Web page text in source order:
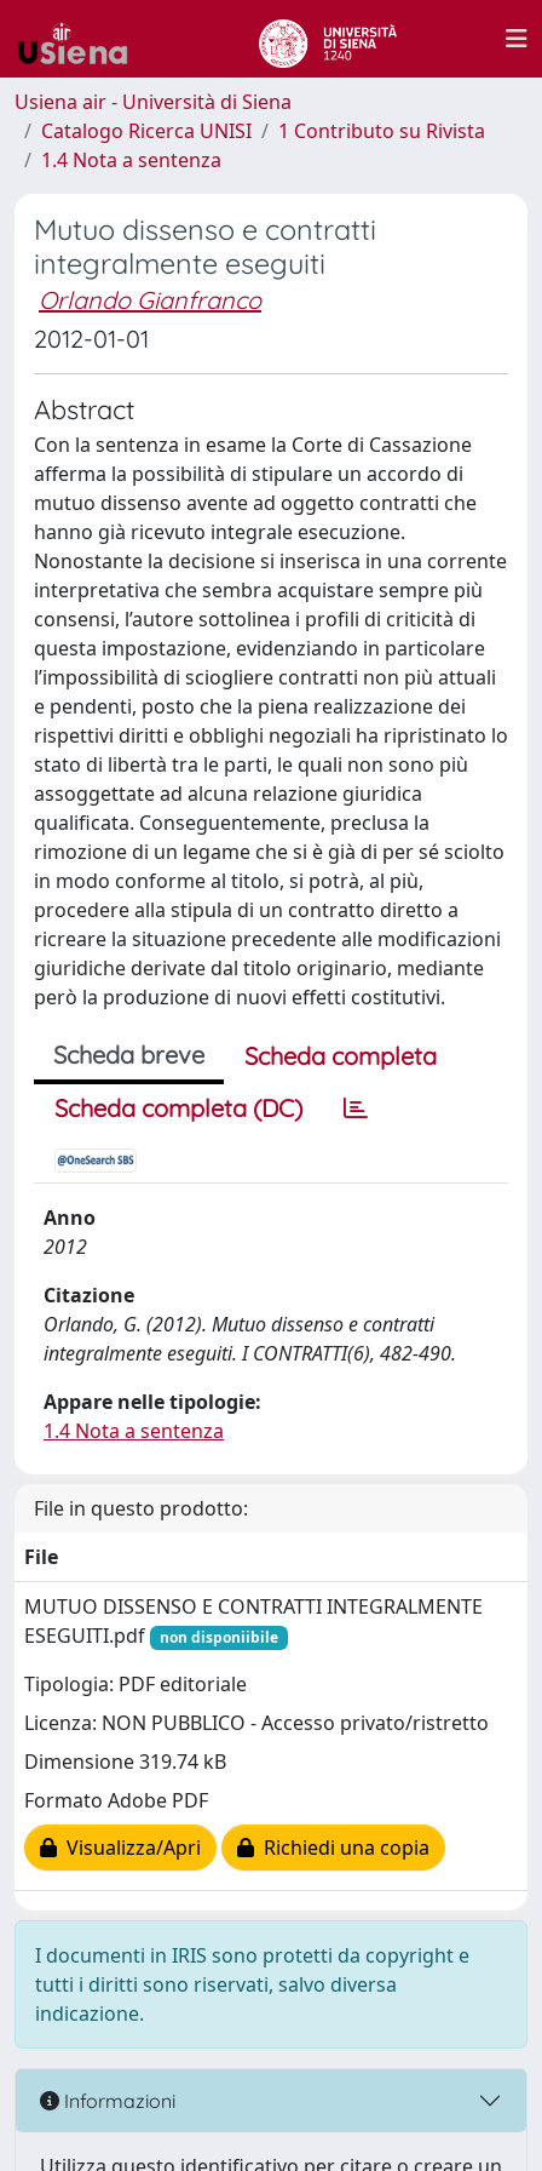
Usiena air - Università di Siena
Catalogo Ricerca UNISI
1 Contributo su Rivista
1.4 Nota a sentenza
Mutuo dissenso e contratti
integralmente eseguiti
Orlando Gianfranco
2012-01-01
Abstract
Con la sentenza in esame la Corte di Cassazione
afferma la possibilità di stipulare un accordo di
mutuo dissenso avente ad oggetto contratti che
hanno già ricevuto integrale esecuzione.
Nonostante la decisione si inserisca in una corrente
interpretativa che sembra acquistare sempre più
consensi, l’autore sottolinea i profili di criticità di
questa impostazione, evidenziando in particolare
l’impossibilità di sciogliere contratti non più attuali
e pendenti, posto che la piena realizzazione dei
rispettivi diritti e obblighi negoziali ha ripristinato lo
stato di libertà tra le parti, le quali non sono più
assoggettate ad alcuna relazione giuridica
qualificata. Conseguentemente, preclusa la
rimozione di un legame che si è già di per sé sciolto
in modo conforme al titolo, si potrà, al più,
procedere alla stipula di un contratto diretto a
ricreare la situazione precedente alle modificazioni
giuridiche derivate dal titolo originario, mediante
però la produzione di nuovi effetti costitutivi.
Scheda breve
Scheda completa
Scheda completa (DC)
Anno
2012
Citazione
Orlando, G. (2012). Mutuo dissenso e contratti
integralmente eseguiti. I CONTRATTI(6), 482-490.
Appare nelle tipologie:
1.4 Nota a sentenza
File in questo prodotto:
File
MUTUO DISSENSO E CONTRATTI INTEGRALMENTE
ESEGUITI.pdf
non disponiibile
Tipologia: PDF editoriale
Licenza: NON PUBBLICO - Accesso privato/ristretto
Dimensione 319.74 kB
Formato Adobe PDF
Visualizza/Apri
Richiedi una copia
I documenti in IRIS sono protetti da copyright e
tutti i diritti sono riservati, salvo diversa
indicazione.
Informazioni